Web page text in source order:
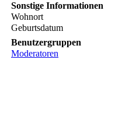
Sonstige Informationen
Wohnort
Geburtsdatum
Benutzergruppen
Moderatoren